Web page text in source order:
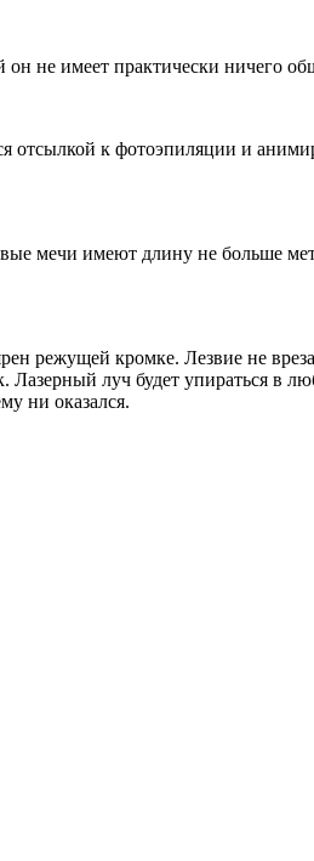
не имеет практически ничего
к фотоэпиляции и
мечи имеют длину не больше
режущей кромке. Лезвие не
луч будет упираться в
ни оказался.